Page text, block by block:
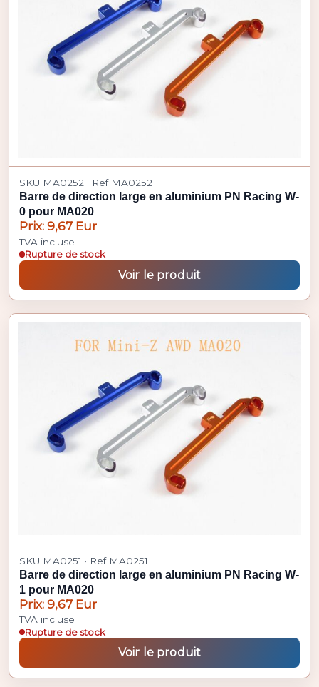
SKU MA0252 · Ref MA0252
Barre de direction large en aluminium PN Racing W-
0 pour MA020
Prix: 9,67 Eur
TVA incluse
Rupture de stock
Voir le produit
SKU MA0251 · Ref MA0251
Barre de direction large en aluminium PN Racing W-
1 pour MA020
Prix: 9,67 Eur
TVA incluse
Rupture de stock
Voir le produit